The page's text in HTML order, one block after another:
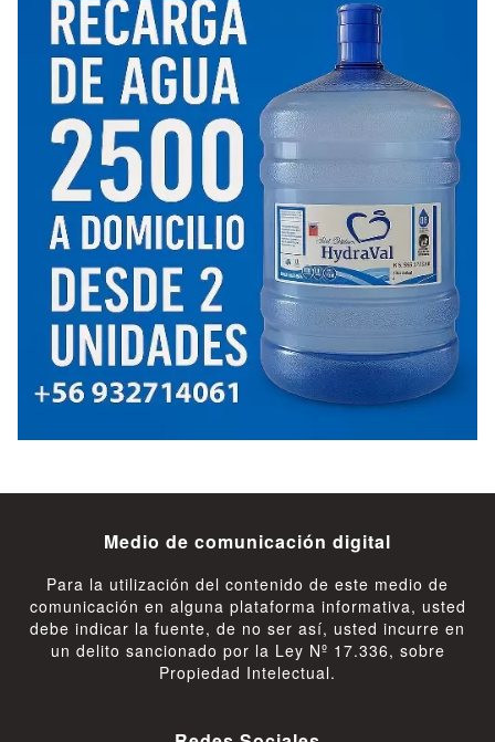
Medio de comunicación digital
Para la utilización del contenido de este medio de
comunicación en alguna plataforma informativa, usted
debe indicar la fuente, de no ser así, usted incurre en
un delito sancionado por la Ley Nº 17.336, sobre
Propiedad Intelectual.